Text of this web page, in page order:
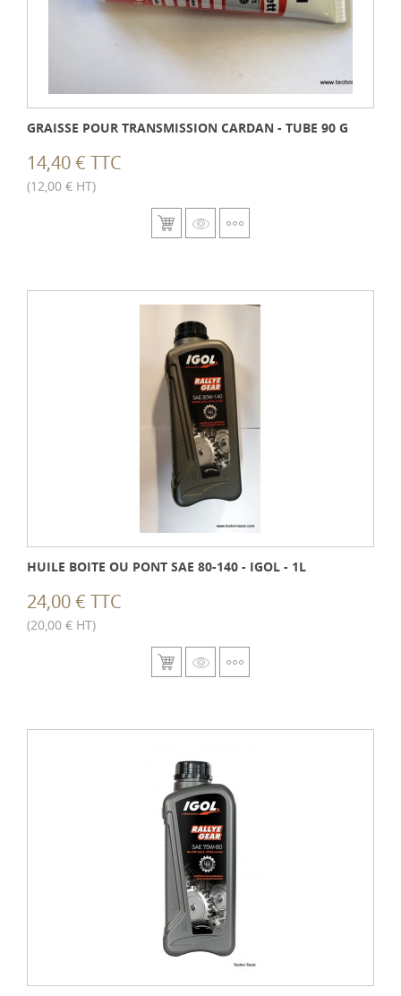
GRAISSE POUR TRANSMISSION CARDAN - TUBE 90 G
14,40 € TTC
(12,00 € HT)
HUILE BOITE OU PONT SAE 80-140 - IGOL - 1L
24,00 € TTC
(20,00 € HT)